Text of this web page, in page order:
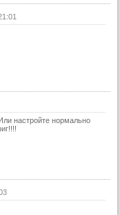
настройте нормально